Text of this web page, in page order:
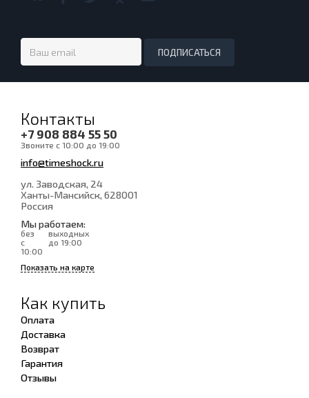
Контакты
+7 908 884 55 50
Звоните с 10:00 до 19:00
info@timeshock.ru
ул. Заводская, 24
Ханты-Мансийск, 628001
Россия
Мы работаем:
без
выходных
с
10:00
до 19:00
Показать на карте
Как купить
Оплата
Доставка
Возврат
Гарантия
Отзывы